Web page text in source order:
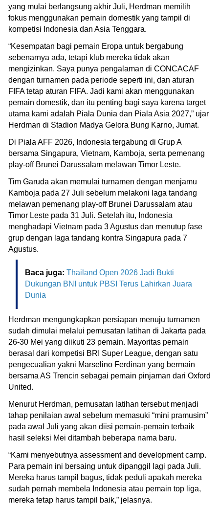
yang mulai berlangsung akhir Juli, Herdman memilih
fokus menggunakan pemain domestik yang tampil di
kompetisi Indonesia dan Asia Tenggara.
“Kesempatan bagi pemain Eropa untuk bergabung
sebenarnya ada, tetapi klub mereka tidak akan
mengizinkan. Saya punya pengalaman di CONCACAF
dengan turnamen pada periode seperti ini, dan aturan
FIFA tetap aturan FIFA. Jadi kami akan menggunakan
pemain domestik, dan itu penting bagi saya karena target
utama kami adalah Piala Dunia dan Piala Asia 2027,” ujar
Herdman di Stadion Madya Gelora Bung Karno, Jumat.
Di Piala AFF 2026, Indonesia tergabung di Grup A
bersama Singapura, Vietnam, Kamboja, serta pemenang
play-off Brunei Darussalam melawan Timor Leste.
Tim Garuda akan memulai turnamen dengan menjamu
Kamboja pada 27 Juli sebelum melakoni laga tandang
melawan pemenang play-off Brunei Darussalam atau
Timor Leste pada 31 Juli. Setelah itu, Indonesia
menghadapi Vietnam pada 3 Agustus dan menutup fase
grup dengan laga tandang kontra Singapura pada 7
Agustus.
Baca juga: Thailand Open 2026 Jadi Bukti
Dukungan BNI untuk PBSI Terus Lahirkan Juara
Dunia
Herdman mengungkapkan persiapan menuju turnamen
sudah dimulai melalui pemusatan latihan di Jakarta pada
26-30 Mei yang diikuti 23 pemain. Mayoritas pemain
berasal dari kompetisi BRI Super League, dengan satu
pengecualian yakni Marselino Ferdinan yang bermain
bersama AS Trencin sebagai pemain pinjaman dari Oxford
United.
Menurut Herdman, pemusatan latihan tersebut menjadi
tahap penilaian awal sebelum memasuki “mini pramusim”
pada awal Juli yang akan diisi pemain-pemain terbaik
hasil seleksi Mei ditambah beberapa nama baru.
“Kami menyebutnya assessment and development camp.
Para pemain ini bersaing untuk dipanggil lagi pada Juli.
Mereka harus tampil bagus, tidak peduli apakah mereka
sudah pernah membela Indonesia atau pemain top liga,
mereka tetap harus tampil baik,” jelasnya.